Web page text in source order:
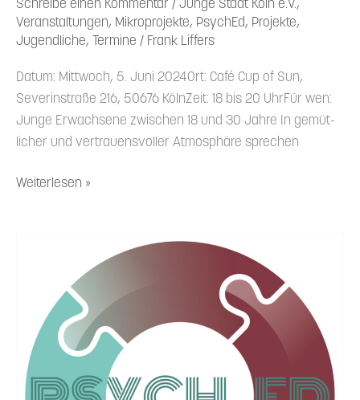
Schreibe einen Kommentar / Junge Stadt Köln e.V.,
Veranstaltungen, Mikroprojekte, PsychEd , Projekte,
Jugendliche, Termine / Frank Liffers
Datum: Mittwoch, 5. Juni 2024Ort: Café Cup of Sun,
Severin­straße 216, 50676 KölnZeit: 18 bis 20 UhrFür wen:
Junge Erwachsene zwischen 18 und 30 Jahre In gemüt­
licher und vertrau­ens­voller Atmosphäre sprechen
Weiterlesen »
Community-